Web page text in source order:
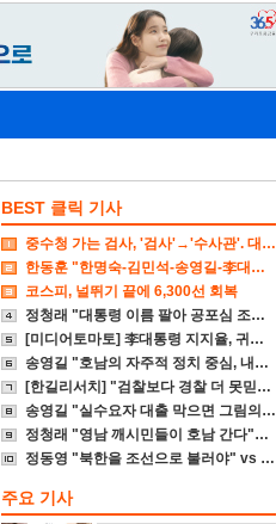
BEST 클릭 기사
중수청 가는 검사, '검사'→'수사관'. 대다수 기피
한동훈 "한명숙-김민석-송영길-李대통령 뭐가 억울하냐"
코스피, 널뛰기 끝에 6,300선 회복
정청래 "대통령 이름 팔아 공포심 조성 대단히 비겁"
[미디어토마토] 李대통령 지지율, 귀국후 4%p↓
송영길 "호남의 자주적 정치 중심, 내가 다시 세우겠다"
[한길리서치] "검찰보다 경찰 더 못믿겠다"
송영길 "실수요자 대출 막으면 그림의 떡일 뿐"
정청래 "영남 깨시민들이 호남 간다"에 송영길 "참담"
정동영 "북한을 조선으로 불러야" vs 李대통령 "고민 더 하라"
주요 기사